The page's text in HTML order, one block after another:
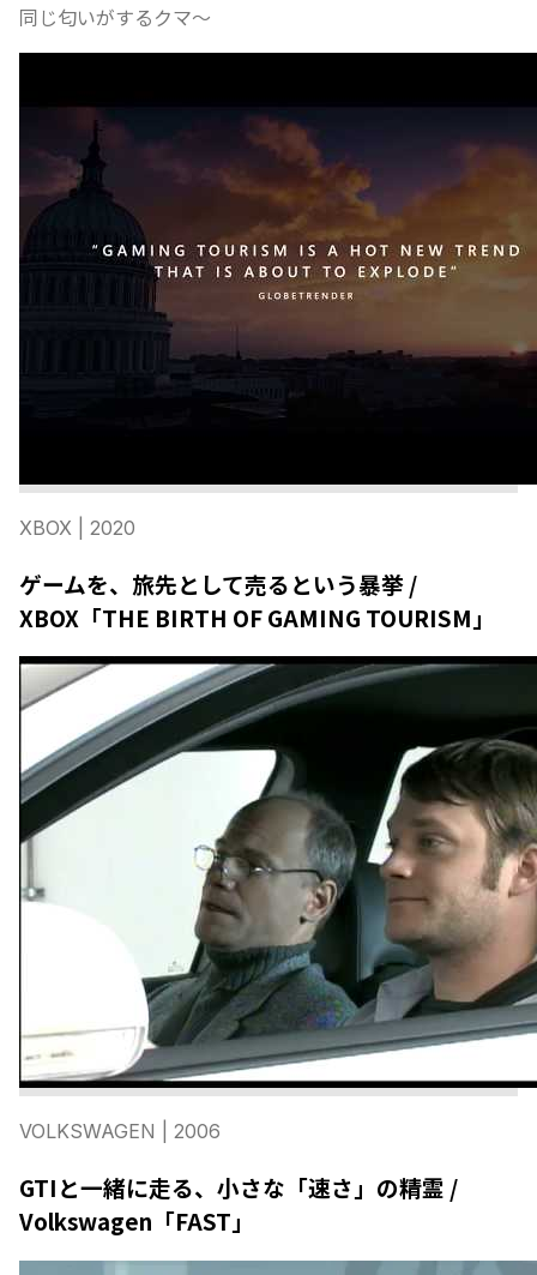
同じ匂いがするクマ〜
XBOX | 2020
ゲームを、旅先として売るという暴挙 /
XBOX「THE BIRTH OF GAMING TOURISM」
VOLKSWAGEN | 2006
GTIと一緒に走る、小さな「速さ」の精霊 /
Volkswagen「FAST」